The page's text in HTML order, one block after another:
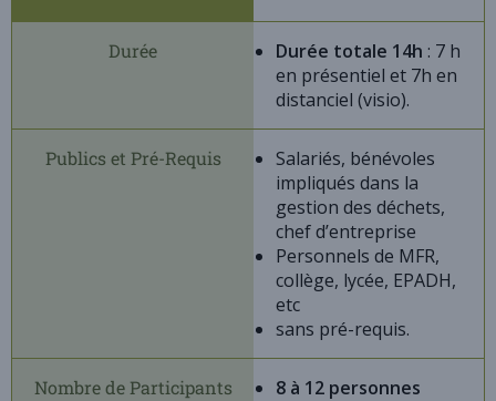
Durée Durée totale 14h : 7 h
en présentiel et 7h en
distanciel (visio).
Publics et Pré-Requis
Salariés, bénévoles
impliqués dans la
gestion des déchets,
chef d’entreprise
Personnels de MFR,
collège, lycée, EPADH,
etc
sans pré-requis.
Nombre de Participants 8 à 12 personnes